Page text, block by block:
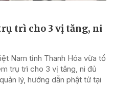
trì cho 3 vị tăng, ni
Nam tỉnh Thanh Hóa vừa tổ
trụ trì cho 3 vị tăng, ni đủ
lý, hướng dẫn phật tử tại